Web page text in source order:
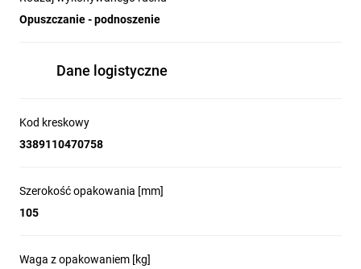
Opuszczanie - podnoszenie
Dane logistyczne
Kod kreskowy
3389110470758
Szerokość opakowania [mm]
105
Waga z opakowaniem [kg]